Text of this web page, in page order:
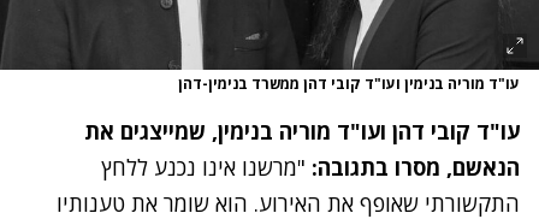
עו"ד מוריה בנימין ועו"ד קובי דהן ממשרד בנימין-דהן
עו"ד קובי דהן ועו"ד מוריה בנימין, שמייצגים את
הנאשם, מסרו בתגובה: "מרשנו אינו נכנע ללחץ
התקשורתי שאופף את האירוע. הוא שומר את טענותיו